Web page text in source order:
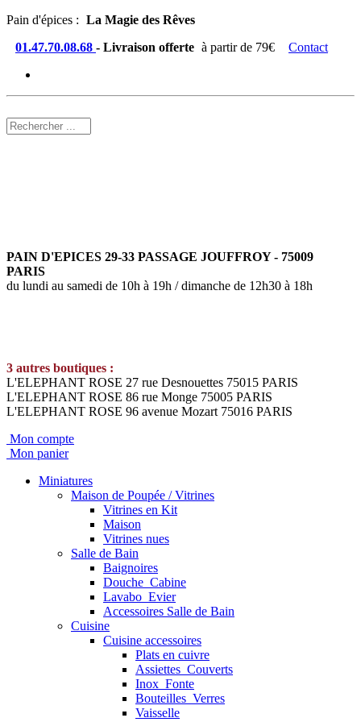
Pain d'épices : La Magie des Rêves
01.47.70.08.68 - Livraison offerte à partir de 79€ Contact
PAIN D'EPICES 29-33 PASSAGE JOUFFROY - 75009
PARIS
du lundi au samedi de 10h à 19h / dimanche de 12h30 à 18h
3 autres boutiques :
L'ELEPHANT ROSE 27 rue Desnouettes 75015 PARIS
L'ELEPHANT ROSE 86 rue Monge 75005 PARIS
L'ELEPHANT ROSE 96 avenue Mozart 75016 PARIS
Mon compte
Mon panier
Miniatures
Maison de Poupée / Vitrines
Vitrines en Kit
Maison
Vitrines nues
Salle de Bain
Baignoires
Douche_Cabine
Lavabo_Evier
Accessoires Salle de Bain
Cuisine
Cuisine accessoires
Plats en cuivre
Assiettes_Couverts
Inox_Fonte
Bouteilles_Verres
Vaisselle